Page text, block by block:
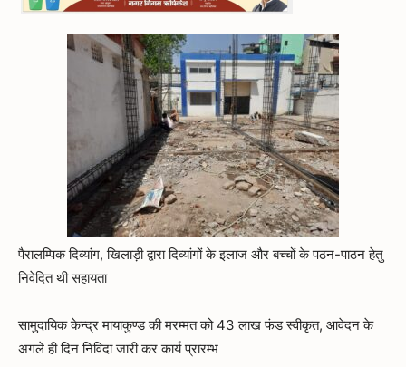
पैरालम्पिक दिव्यांग, खिलाड़ी द्वारा दिव्यांगों के इलाज और बच्चों के पठन-पाठन हेतु
निवेदित थी सहायता
सामुदायिक केन्द्र मायाकुण्ड की मरम्मत को 43 लाख फंड स्वीकृत, आवेदन के
अगले ही दिन निविदा जारी कर कार्य प्रारम्भ